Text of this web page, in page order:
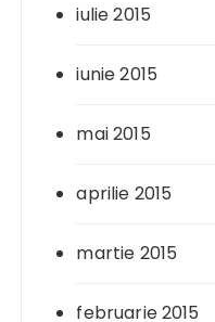
iulie 2015
iunie 2015
mai 2015
aprilie 2015
martie 2015
februarie 2015